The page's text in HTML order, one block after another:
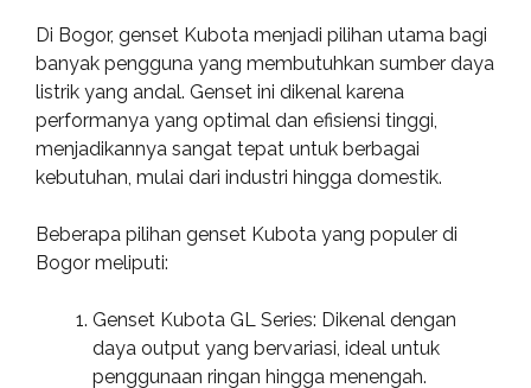
Di Bogor, genset Kubota menjadi pilihan utama bagi
banyak pengguna yang membutuhkan sumber daya
listrik yang andal. Genset ini dikenal karena
performanya yang optimal dan efisiensi tinggi,
menjadikannya sangat tepat untuk berbagai
kebutuhan, mulai dari industri hingga domestik.
Beberapa pilihan genset Kubota yang populer di
Bogor meliputi:
Genset Kubota GL Series: Dikenal dengan
daya output yang bervariasi, ideal untuk
penggunaan ringan hingga menengah.